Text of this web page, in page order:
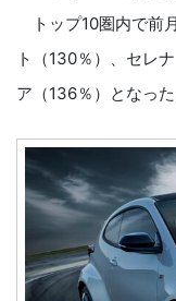
トップ10圏内で前
ト（130％）、セレ
ア（136％）となった